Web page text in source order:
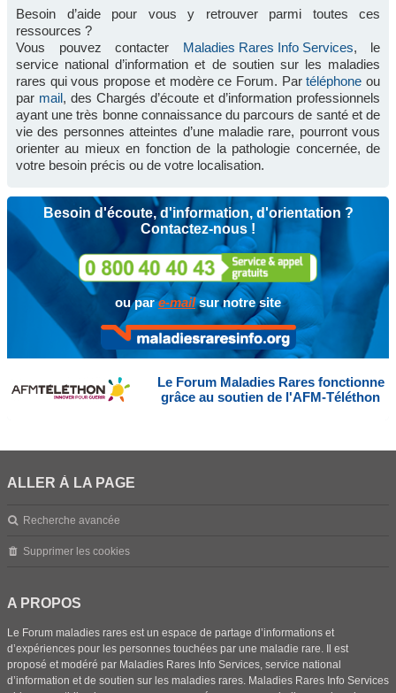
Besoin d’aide pour vous y retrouver parmi toutes ces
ressources ?
Vous pouvez contacter Maladies Rares Info Services, le
service national d’information et de soutien sur les maladies
rares qui vous propose et modère ce Forum. Partéléphone ou
par mail, des Chargés d’écoute et d’information professionnels
ayant une très bonne connaissance du parcours de santé et de
vie des personnes atteintes d’une maladie rare, pourront vous
orienter au mieux en fonction de la pathologie concernée, de
votre besoin précis ou de votre localisation.
Besoin d'écoute, d'information, d'orientation ?
Contactez-nous !
ou pare-mailsur notre site
Le Forum Maladies Rares fonctionne
grâce au soutien de l'AFM-Téléthon
ALLER À LA PAGE
Recherche avancée
Supprimer les cookies
A PROPOS
Le Forum maladies rares est un espace de partage d’informations et
d’expériences pour les personnes touchées par une maladie rare. Il est
proposé et modéré par Maladies Rares Info Services, service national
d’information et de soutien sur les maladies rares. Maladies Rares Info Services